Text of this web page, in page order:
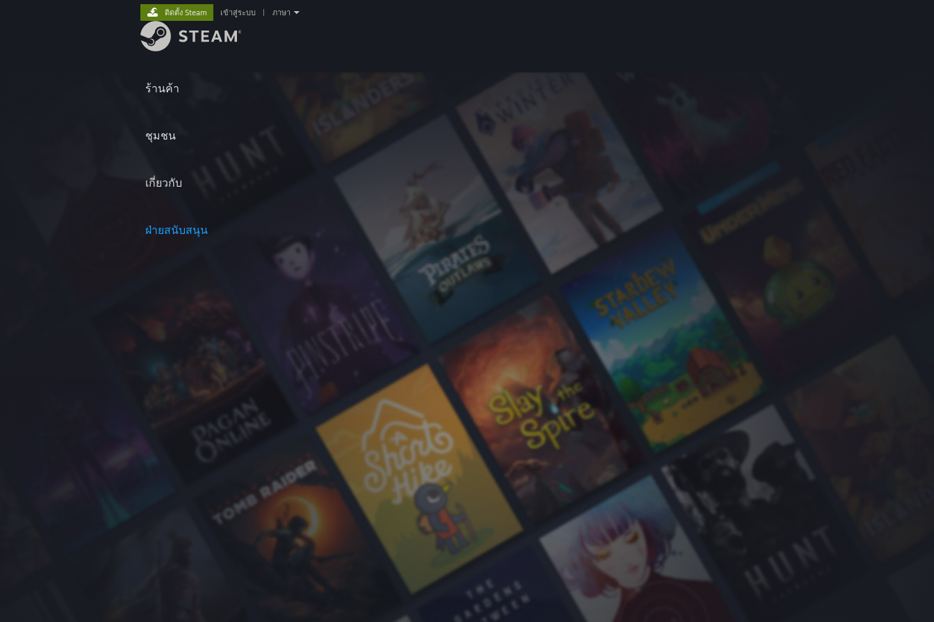
ร้านค้า
ชุมชน
เกี่ยวกับ
ฝ่ายสนับสนุน
ติดตั้ง Steam เข้าสู่ระบบ ภาษา